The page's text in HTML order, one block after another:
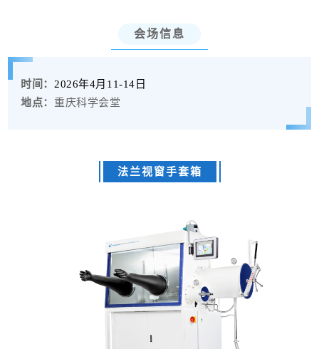
会场信息
时间： 2026年4月11-14日
地点： 重庆科学会堂
法兰视窗手套箱